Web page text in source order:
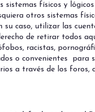
sistemas físicos y
otros sistemas
su caso, utilizar las
de retirar todos
racistas,
o convenientes para
a través de los